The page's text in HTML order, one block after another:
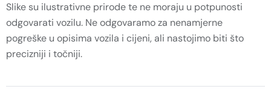
Slike su ilustrativne prirode te ne moraju u potpunosti
odgovarati vozilu. Ne odgovaramo za nenamjerne
pogreške u opisima vozila i cijeni, ali nastojimo biti što
precizniji i točniji.